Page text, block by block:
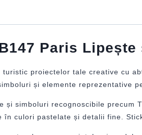
Paris Lipește
turistic proiectelor tale creative cu
și elemente reprezentative
și simboluri recognoscibile
în culori pastelate și detalii fine.